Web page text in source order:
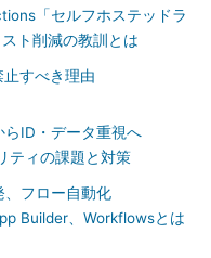
「セルフホステッドラ
ト削減の教訓とは
すべき理由
らID・データ重視へ
ティの課題と対策
、フロー自動化
Builder、Workflowsとは